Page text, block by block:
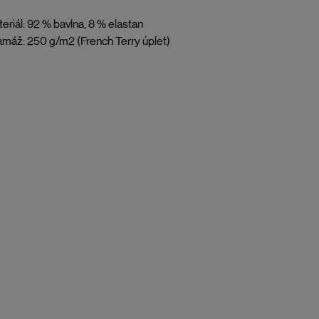
92 % bavlna, 8 % elastan
250 g/m2 (French Terry úplet)